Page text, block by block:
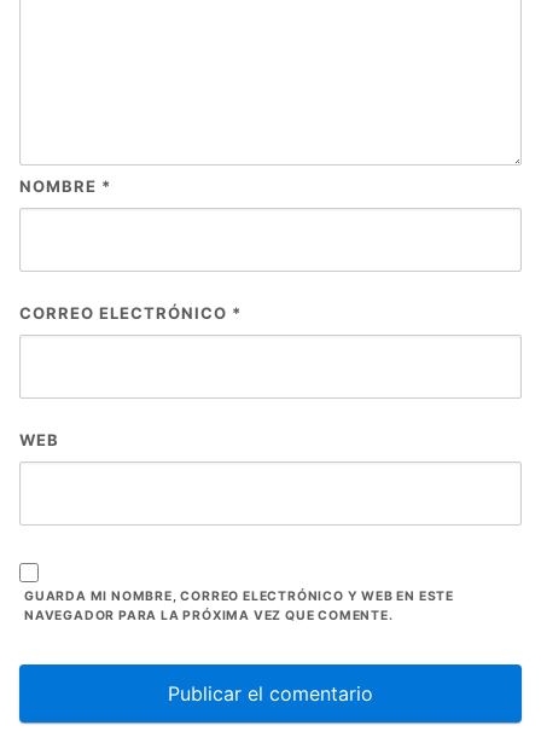
NOMBRE *
CORREO ELECTRÓNICO *
WEB
GUARDA MI NOMBRE, CORREO ELECTRÓNICO Y WEB EN ESTE
NAVEGADOR PARA LA PRÓXIMA VEZ QUE COMENTE.